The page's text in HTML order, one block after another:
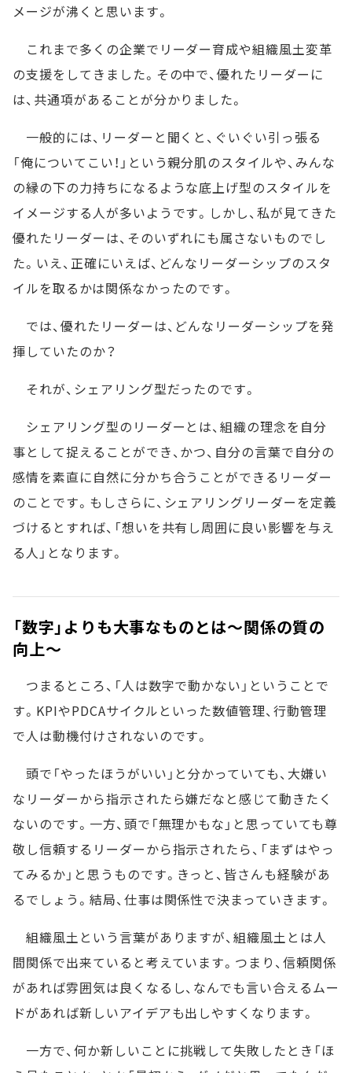
メージが沸くと思います。
これまで多くの企業でリーダー育成や組織風土変革
の支援をしてきました。その中で、優れたリーダーに
は、共通項があることが分かりました。
一般的には、リーダーと聞くと、ぐいぐい引っ張る
「俺についてこい！」という親分肌のスタイルや、みんな
の縁の下の力持ちになるような底上げ型のスタイルを
イメージする人が多いようです。しかし、私が見てきた
優れたリーダーは、そのいずれにも属さないものでし
た。いえ、正確にいえば、どんなリーダーシップのスタ
イルを取るかは関係なかったのです。
では、優れたリーダーは、どんなリーダーシップを発
揮していたのか？
それが、シェアリング型だったのです。
シェアリング型のリーダーとは、組織の理念を自分
事として捉えることができ、かつ、自分の言葉で自分の
感情を素直に自然に分かち合うことができるリーダー
のことです。もしさらに、シェアリングリーダーを定義
づけるとすれば、「想いを共有し周囲に良い影響を与え
る人」となります。
「数字」よりも大事なものとは～関係の質の
向上～
つまるところ、「人は数字で動かない」ということで
す。KPIやPDCAサイクルといった数値管理、行動管理
で人は動機付けされないのです。
頭で「やったほうがいい」と分かっていても、大嫌い
なリーダーから指示されたら嫌だなと感じて動きたく
ないのです。一方、頭で「無理かもな」と思っていても尊
敬し信頼するリーダーから指示されたら、「まずはやっ
てみるか」と思うものです。きっと、皆さんも経験があ
るでしょう。結局、仕事は関係性で決まっていきます。
組織風土という言葉がありますが、組織風土とは人
間関係で出来ていると考えています。つまり、信頼関係
があれば雰囲気は良くなるし、なんでも言い合えるムー
ドがあれば新しいアイデアも出しやすくなります。
一方で、何か新しいことに挑戦して失敗したとき「ほ